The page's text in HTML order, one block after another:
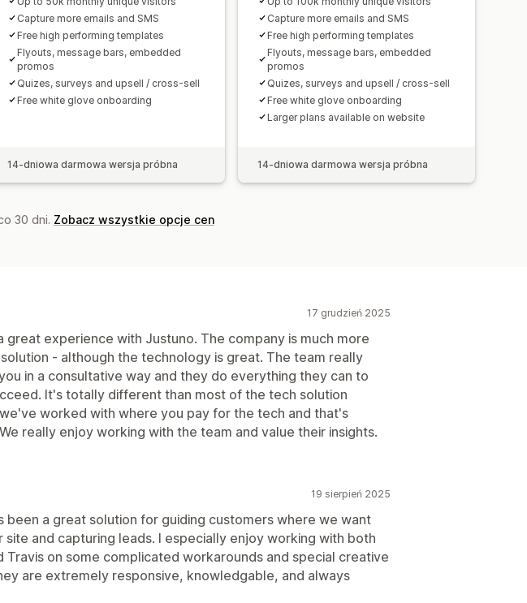
Raportowanie Analizy API i elementy webhook
Capture more emails and SMS
Free high performing templates
Flyouts, message bars, embedded
promos
Quizes, surveys and upsell / cross-sell
Free white glove onboarding
14-dniowa darmowa wersja próbna
Capture more emails and SMS
Free high performing templates
Flyouts, message bars, embedded
promos
Quizes, surveys and upsell / cross-sell
Free white glove onboarding
Larger plans available on website
14-dniowa darmowa wersja próbna
30 dni. Zobacz wszystkie opcje cen
17 grudzień 2025
great experience with Justuno. The company is much more
- although the technology is great. The team really
in a consultative way and they do everything they can to
It's totally different than most of the tech solution
worked with where you pay for the tech and that's
really enjoy working with the team and value their insights.
19 sierpień 2025
been a great solution for guiding customers where we want
site and capturing leads. I especially enjoy working with both
Travis on some complicated workarounds and special creative
are extremely responsive, knowledgable, and always